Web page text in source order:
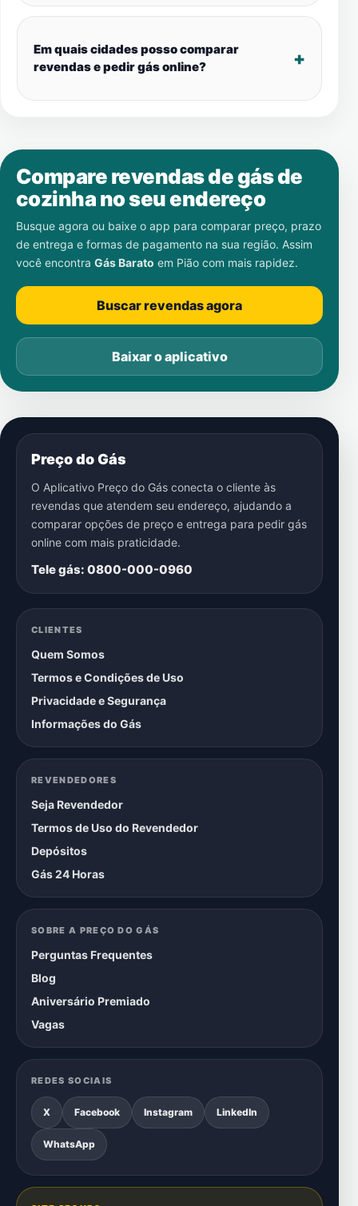
Em quais cidades posso comparar
revendas e pedir gás online?
Compare revendas de gás de
cozinha no seu endereço
Busque agora ou baixe o app para comparar preço, prazo
de entrega e formas de pagamento na sua região. Assim
você encontra Gás Barato em Pião com mais rapidez.
Buscar revendas agora
Baixar o aplicativo
Preço do Gás
O Aplicativo Preço do Gás conecta o cliente às
revendas que atendem seu endereço, ajudando a
comparar opções de preço e entrega para pedir gás
online com mais praticidade.
Tele gás: 0800-000-0960
CLIENTES
Quem Somos
Termos e Condições de Uso
Privacidade e Segurança
Informações do Gás
REVENDEDORES
Seja Revendedor
Termos de Uso do Revendedor
Depósitos
Gás 24 Horas
SOBRE A PREÇO DO GÁS
Perguntas Frequentes
Blog
Aniversário Premiado
Vagas
REDES SOCIAIS
X Facebook Instagram LinkedIn
WhatsApp